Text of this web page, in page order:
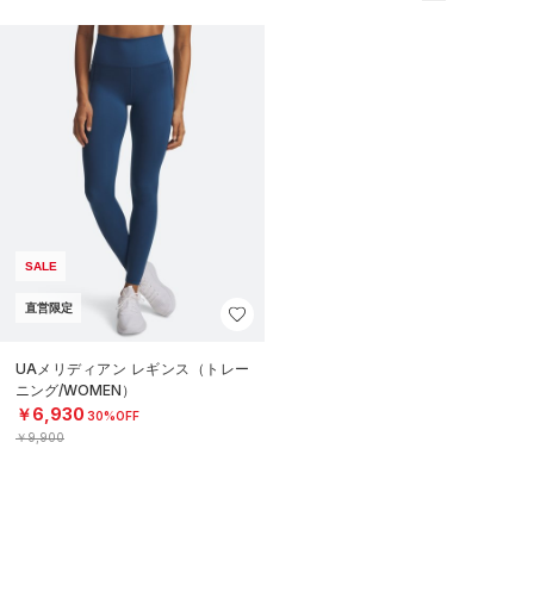
SALE
直営限定
UAメリディアン レギンス（トレー
ニング/WOMEN）
￥6,930 30%OFF
￥9,900